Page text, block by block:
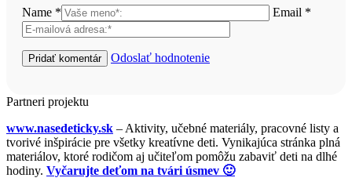
Name * Email *
Odoslať hodnotenie
Partneri projektu
www.nasedeticky.sk – Aktivity, učebné materiály, pracovné listy a
tvorivé inšpirácie pre všetky kreatívne deti. Vynikajúca stránka plná
materiálov, ktoré rodičom aj učiteľom pomôžu zabaviť deti na dlhé
hodiny. Vyčarujte deťom na tvári úsmev 🙂